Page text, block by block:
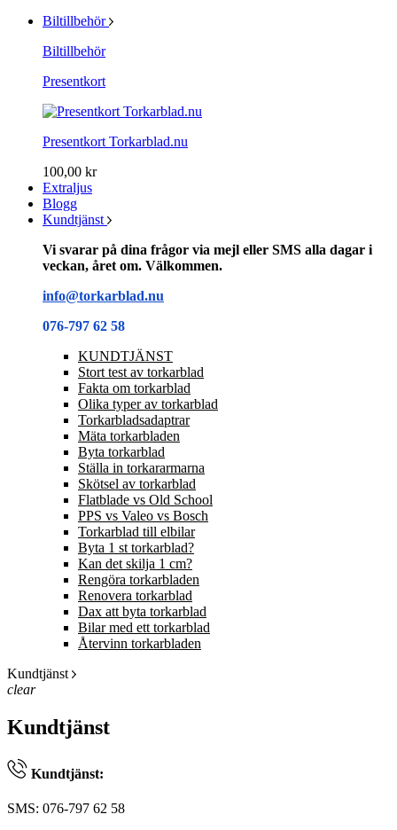
Biltillbehör
Biltillbehör
Presentkort
Presentkort Torkarblad.nu
100,00 kr
Extraljus
Blogg
Kundtjänst
Vi svarar på dina frågor via mejl eller SMS alla dagar i
veckan, året om. Välkommen.
info@torkarblad.nu
076-797 62 58
KUNDTJÄNST
Stort test av torkarblad
Fakta om torkarblad
Olika typer av torkarblad
Torkarbladsadaptrar
Mäta torkarbladen
Byta torkarblad
Ställa in torkararmarna
Skötsel av torkarblad
Flatblade vs Old School
PPS vs Valeo vs Bosch
Torkarblad till elbilar
Byta 1 st torkarblad?
Kan det skilja 1 cm?
Rengöra torkarbladen
Renovera torkarblad
Dax att byta torkarblad
Bilar med ett torkarblad
Återvinn torkarbladen
Kundtjänst
clear
Kundtjänst
Kundtjänst:
SMS: 076-797 62 58